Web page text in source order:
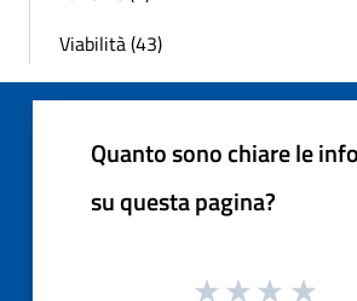
Viabilità (43)
Quanto sono chiare le
su questa pagina?